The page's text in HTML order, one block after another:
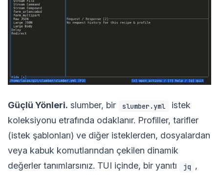
Güçlü Yönleri. slumber, bir slumber.yml
istek
koleksiyonu etrafında odaklanır. Profiller, tarifler
(istek şablonları) ve diğer isteklerden, dosyalardan
veya kabuk komutlarından çekilen dinamik
değerler tanımlarsınız. TUI içinde, bir yanıtı
jq ,